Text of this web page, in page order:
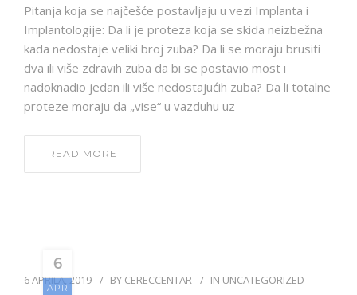
Pitanja koja se najčešće postavljaju u vezi Implanta i
Implantologije: Da li je proteza koja se skida neizbežna
kada nedostaje veliki broj zuba? Da li se moraju brusiti
dva ili više zdravih zuba da bi se postavio most i
nadoknadio jedan ili više nedostajućih zuba? Da li totalne
proteze moraju da „vise“ u vazduhu uz
READ MORE
6
APR
6 APRILA, 2019 BY CERECCENTAR IN UNCATEGORIZED